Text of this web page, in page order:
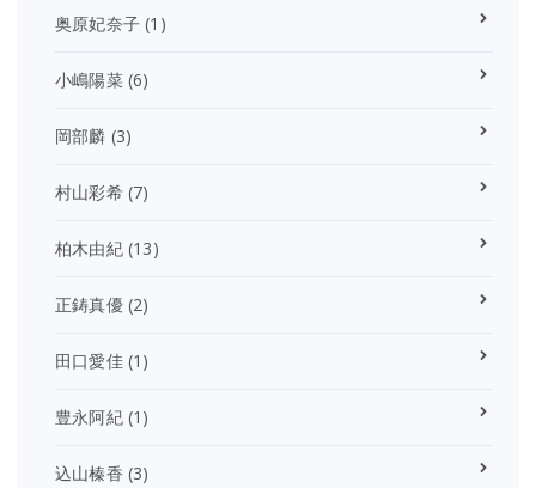
奥原妃奈子 (1)
小嶋陽菜(6)
岡部麟 (3)
村山彩希(7)
柏木由紀(13)
正鋳真優(2)
田口愛佳(1)
豊永阿紀(1)
込山榛香 (3)